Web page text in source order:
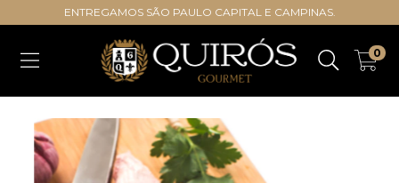
ENTREGAMOS SÃO PAULO CAPITAL E CAMPINAS.
0